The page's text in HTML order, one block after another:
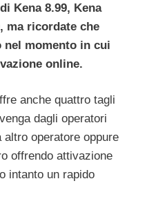
Kena 8.99, Kena
ma ricordate che
nel momento in cui
online.
anche quattro tagli
dagli operatori
operatore oppure
offrendo attivazione
intanto un rapido